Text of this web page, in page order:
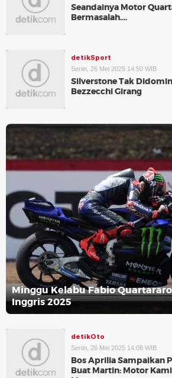
Seandainya Motor
Bermasalah....
detikSport
Senin, 26 Mei 2025 14:50 WIB
Silverstone Tak
Bezzecchi Girang
Minggu Kelabu Fabio
Inggris 2025
detikOto
Senin, 26 Mei 2025 14:08 WIB
Bos Aprilia Sampaikan
Buat Martin: Motor